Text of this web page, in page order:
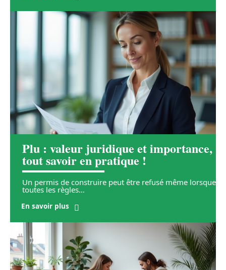
Plu : valeur juridique et importance,
tout savoir en pratique !
Un permis de construire peut être refusé même lorsque
toutes les règles…
En savoir plus